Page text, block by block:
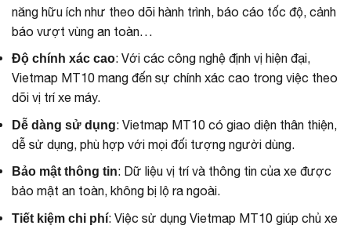
năng hữu ích như theo dõi hành trình, báo cáo tốc độ, cảnh
báo vượt vùng an toàn…
Độ chính xác cao: Với các công nghệ định vị hiện đại,
Vietmap MT10 mang đến sự chính xác cao trong việc theo
dõi vị trí xe máy.
Dễ dàng sử dụng: Vietmap MT10 có giao diện thân thiện,
dễ sử dụng, phù hợp với mọi đối tượng người dùng.
Bảo mật thông tin: Dữ liệu vị trí và thông tin của xe được
bảo mật an toàn, không bị lộ ra ngoài.
Tiết kiệm chi phí: Việc sử dụng Vietmap MT10 giúp chủ xe